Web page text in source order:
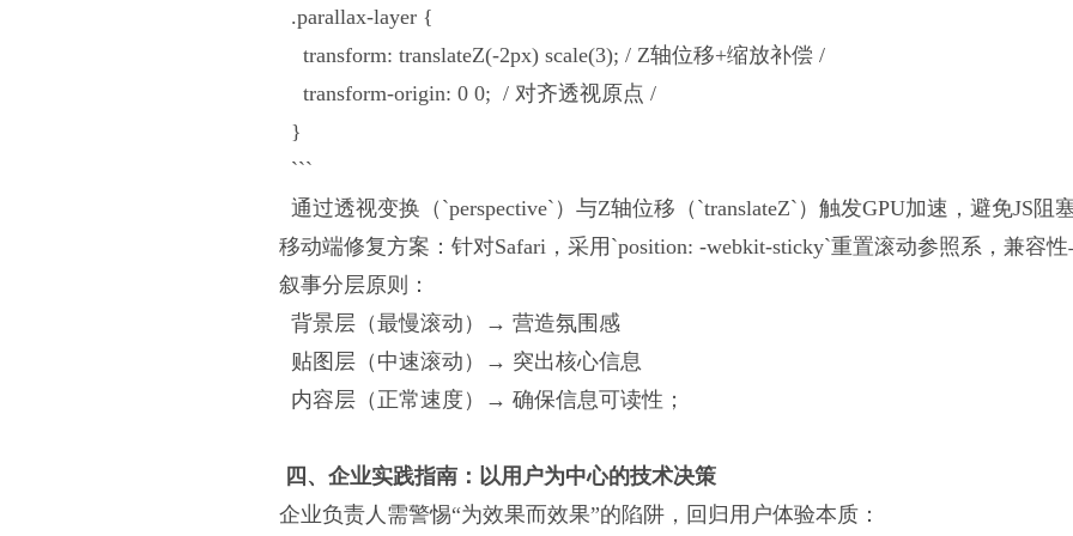
.parallax-layer {
transform: translateZ(-2px) scale(3); / Z轴位移+缩放补偿 /
transform-origin: 0 0; / 对齐透视原点 /
}
```
通过透视变换（`perspective`）与Z轴位移（`translateZ`）触发GPU加速，避免JS阻
移动端修复方案：针对Safari，采用`position: -webkit-sticky`重置滚动参照系，兼容
叙事分层原则：
背景层（最慢滚动）→ 营造氛围感
贴图层（中速滚动）→ 突出核心信息
内容层（正常速度）→ 确保信息可读性；
四、企业实践指南：以用户为中心的技术决策
企业负责人需警惕“为效果而效果”的陷阱，回归用户体验本质：